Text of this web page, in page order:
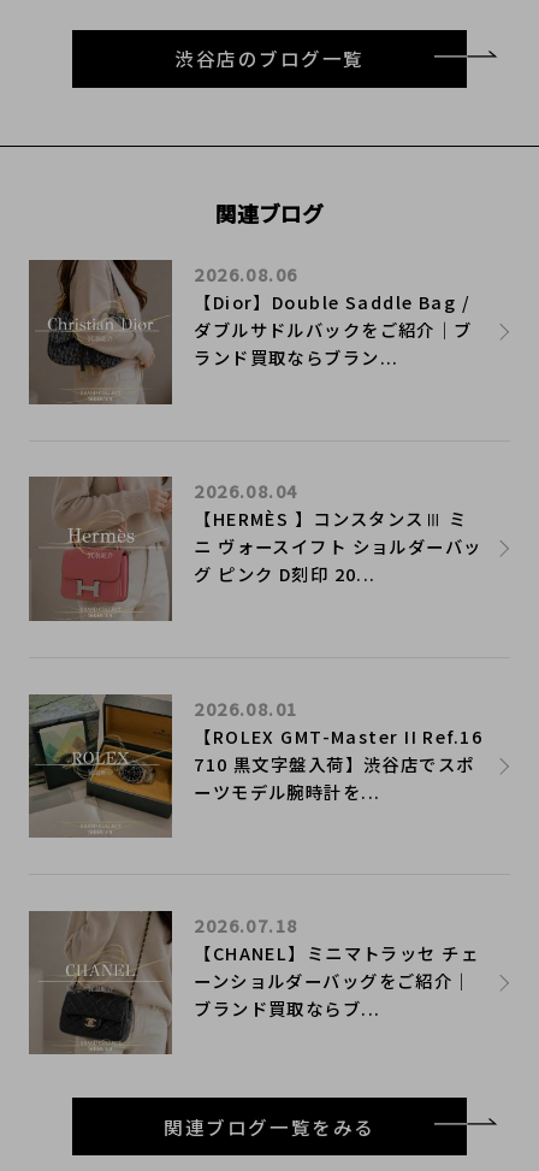
渋谷店のブログ一覧
関連ブログ
【Dior】Double Saddle Bag /
ダブルサドルバックをご紹介｜ブ
ランド買取ならブラン...
2026.08.06
【HERMÈS 】コンスタンスⅢ ミ
ニ ヴォースイフト ショルダーバッ
グ ピンク D刻印 20...
2026.08.04
【ROLEX GMT-Master II Ref.16
710 黒文字盤入荷】渋谷店でスポ
ーツモデル腕時計を...
2026.08.01
【CHANEL】ミニマトラッセ チェ
ーンショルダーバッグをご紹介｜
ブランド買取ならブ...
2026.07.18
関連ブログ一覧をみる